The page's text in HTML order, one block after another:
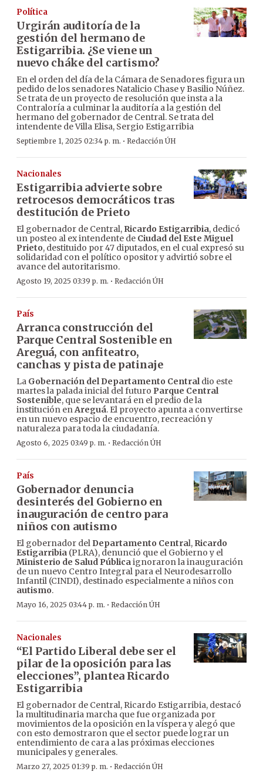
Política
Urgirán auditoría de la
gestión del hermano de
Estigarribia. ¿Se viene un
nuevo cháke del cartismo?
En el orden del día de la Cámara de Senadores figura un
pedido de los senadores Natalicio Chase y Basilio Núñez.
Se trata de un proyecto de resolución que insta a la
Contraloría a culminar la auditoría a la gestión del
hermano del gobernador de Central. Se trata del
intendente de Villa Elisa, Sergio Estigarribia
Septiembre 1, 2025 02:34 p. m. · Redacción ÚH
Nacionales
Estigarribia advierte sobre
retrocesos democráticos tras
destitución de Prieto
El gobernador de Central, Ricardo Estigarribia, dedicó
un posteo al ex intendente de Ciudad del Este Miguel
Prieto, destituido por 47 diputados, en el cual expresó su
solidaridad con el político opositor y advirtió sobre el
avance del autoritarismo.
Agosto 19, 2025 03:39 p. m. · Redacción ÚH
País
Arranca construcción del
Parque Central Sostenible en
Areguá, con anfiteatro,
canchas y pista de patinaje
La Gobernación del Departamento Centraldio este
martes la palada inicial del futuro Parque Central
Sostenible, que se levantará en el predio de la
institución enAreguá. El proyecto apunta a convertirse
en un nuevo espacio de encuentro, recreación y
naturaleza para toda la ciudadanía.
Agosto 6, 2025 03:49 p. m. · Redacción ÚH
País
Gobernador denuncia
desinterés del Gobierno en
inauguración de centro para
niños con autismo
El gobernador del Departamento Central, Ricardo
Estigarribia (PLRA), denunció que el Gobierno y el
Ministerio de Salud Públicaignoraron la inauguración
de un nuevo Centro Integral para el Neurodesarrollo
Infantil (CINDI), destinado especialmente a niños con
autismo.
Mayo 16, 2025 03:44 p. m. · Redacción ÚH
Nacionales
“El Partido Liberal debe ser el
pilar de la oposición para las
elecciones”, plantea Ricardo
Estigarribia
El gobernador de Central, Ricardo Estigarribia, destacó
la multitudinaria marcha que fue organizada por
movimientos de la oposición en la víspera y alegó que
con esto demostraron que el sector puede lograr un
entendimiento de cara a las próximas elecciones
municipales y generales.
Marzo 27, 2025 01:39 p. m. · Redacción ÚH